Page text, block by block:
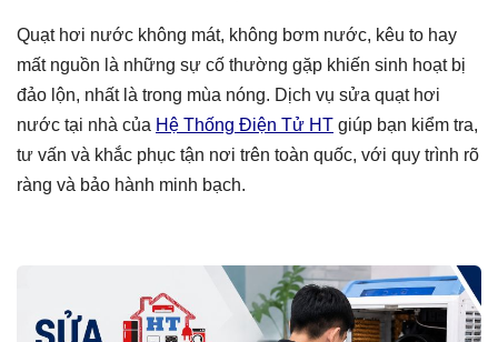
Quạt hơi nước không mát, không bơm nước, kêu to hay
mất nguồn là những sự cố thường gặp khiến sinh hoạt bị
đảo lộn, nhất là trong mùa nóng. Dịch vụ sửa quạt hơi
nước tại nhà của Hệ Thống Điện Tử HT giúp bạn kiểm tra,
tư vấn và khắc phục tận nơi trên toàn quốc, với quy trình rõ
ràng và bảo hành minh bạch.